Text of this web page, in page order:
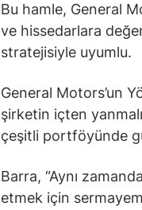
Bu hamle, General
ve hissedarlara
stratejisiyle uyumlu.
General Motors’un
şirketin içten
çeşitli portföyünde
Barra, “Aynı
etmek için